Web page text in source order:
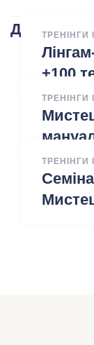
ДругиеТРЕНІНГИ
+100
ТРЕНІНГИ
ТРЕНІНГИ